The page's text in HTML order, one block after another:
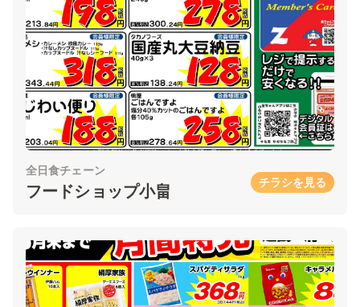
全日食チェーン
フードショップ小畠 チラシを見る